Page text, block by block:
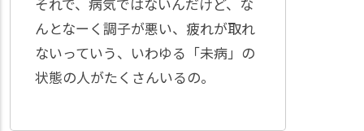
んとなーく調子が悪い、疲れが取れ
ないっていう、いわゆる「未病」の
状態の人がたくさんいるの。